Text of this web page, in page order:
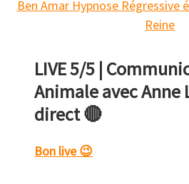
LIVE 5/5 |
Animale avec Anne
direct 🔴
Bon live 😉